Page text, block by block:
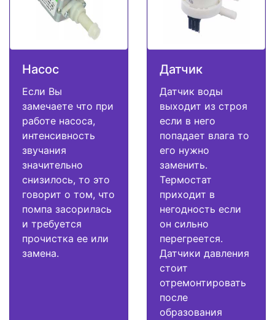
Насос
Если Вы
замечаете что при
работе насоса,
интенсивность
звучания
значительно
снизилось, то это
говорит о том, что
помпа засорилась
и требуется
прочистка ее или
замена.
Датчик
Датчик воды
выходит из строя
если в него
попадает влага то
его нужно
заменить.
Термостат
приходит в
негодность если
он сильно
перегреется.
Датчики давления
стоит
отремонтировать
после
образования